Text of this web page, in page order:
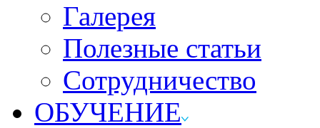
Галерея
Полезные статьи
Сотрудничество
ОБУЧЕНИЕ